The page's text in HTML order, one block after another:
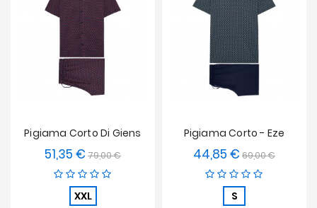
Pigiama Corto Di Giens
51,35 € Prezzo
base
79,00 €Prezzo
XXL
Pigiama Corto - Eze
44,85 € Prezzo
base
69,00 €Prezzo
S